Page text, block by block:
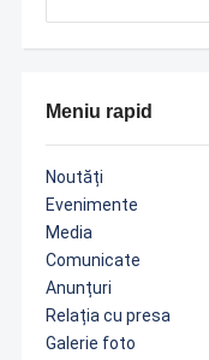
Meniu rapid
Noutăți
Evenimente
Media
Comunicate
Anunțuri
Relația cu presa
Galerie foto